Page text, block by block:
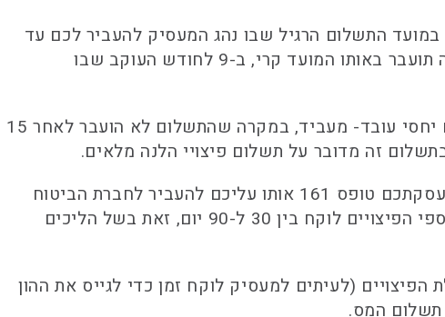
במועד התשלום הרגיל שבו נהג המעסיק להעביר לכם עד
כה את שכרכם. כלומר, אם שכרכם הועבר לכם בכל תקופת עבודתכם בכל ה-9 לחודש, משכורתכם האחרונה תועבר באותו המועד קרי, ב-9 לחודש העוקב שבו
לעניין פיצויי פיטורין- הרי שעל המעסיק לשאת בתשלום פיצויי הפיטורים 15 ימים לכל המאוחר מיום סיום יחסי עובד- מעביד, במקרה שהתשלום לא הועבר לאחר 15
על מנת לשחרר את כספי הפיצויים מפוליסת הביטוח שלכם הרי שעל המעסיק להנפיק לכם במועד סיום העסקתכם טופס 161 אותו עליכם להעביר לחברת הביטוח
יחד עם מסמכים נוספים ובהתאם לדרישות שונות ונוספות של כל חברת ביטוח. במקרים מסוימים שחרור כספי הפיצויים לוקח בין 30 ל-90 יום, זאת בשל הליכים
(לעיתים למעסיק לוקח זמן כדי לגייס את ההון
תשלום המס.